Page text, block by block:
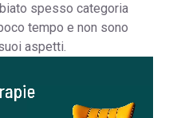
spesso categoria
tempo e non sono
aspetti.